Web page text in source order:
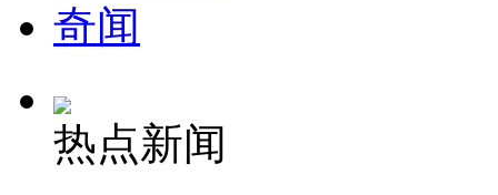
奇闻
热点新闻